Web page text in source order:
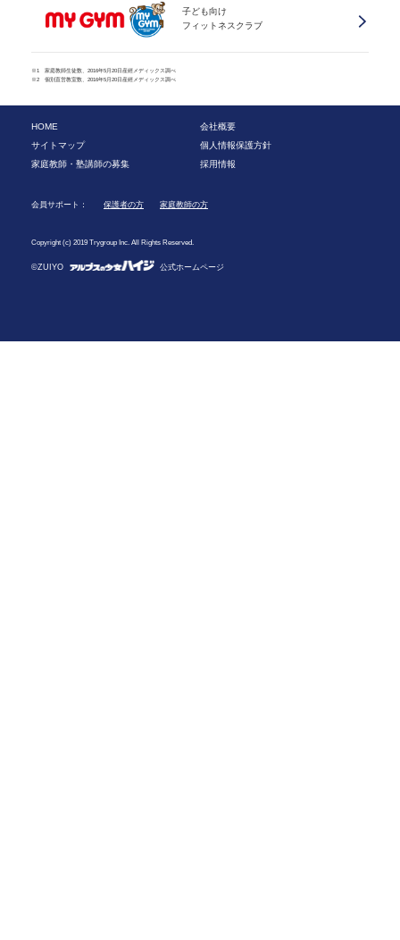
子ども向け
フィットネスクラブ
※1 家庭教師生徒数、2016年5月20日産經メディックス調べ
※2 個別直営教室数、2016年5月20日産經メディックス調べ
HOME
会社概要
サイトマップ
個人情報保護方針
家庭教師・塾講師の募集
採用情報
会員サポート： 保護者の方 家庭教師の方
Copyright (c) 2019 Trygroup Inc. All Rights Reserved.
©ZUIYO 公式ホームページ